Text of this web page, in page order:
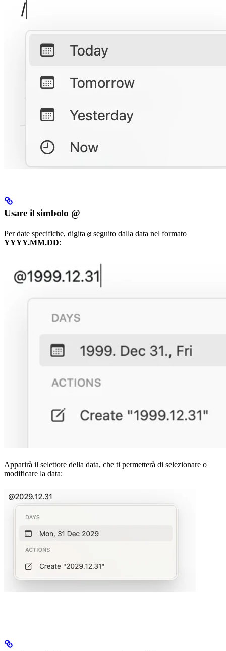
Usare il simbolo @
Per date specifiche, digita @ seguito dalla data nel formato
YYYY.MM.DD:
Apparirà il selettore della data, che ti permetterà di selezionare o
modificare la data: